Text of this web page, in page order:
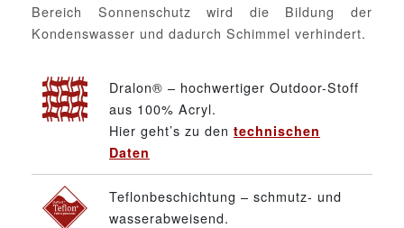
Bereich Sonnenschutz wird die Bildung der
Kondenswasser und dadurch Schimmel verhindert.
Dralon® – hochwertiger Outdoor-Stoff
aus 100% Acryl.
Hier geht’s zu den technischen
Daten
Teflonbeschichtung – schmutz- und
wasserabweisend.